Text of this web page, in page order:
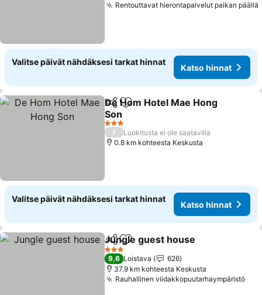
Rentouttavat hierontapalvelut paikan päällä
Valitse päivät nähdäksesi tarkat hinnat
Katso hinnat
Jaa Lisää suosikkeihin
De Hom Hotel Mae Hong
Son
3 Tähtiluokitus
/
Luokitusta ei ole saatavilla
0.8 km kohteesta Keskusta
Valitse päivät nähdäksesi tarkat hinnat
Katso hinnat
Jaa Lisää suosikkeihin
Jungle guest house
3 Tähtiluokitus
9,6 Loistava
626
37.9 km kohteesta Keskusta
Rauhallinen viidakkopuutarhaympäristö